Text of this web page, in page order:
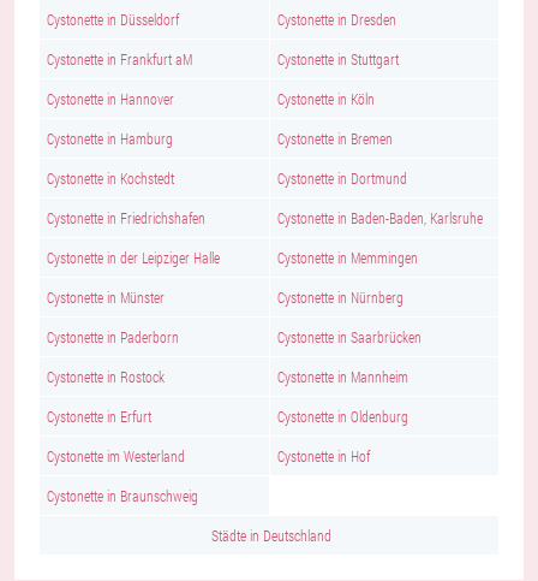
Cystonette in Düsseldorf Cystonette in Dresden
Cystonette in Frankfurt aM Cystonette in Stuttgart
Cystonette in Hannover Cystonette in Köln
Cystonette in Hamburg Cystonette in Bremen
Cystonette in Kochstedt Cystonette in Dortmund
Cystonette in Friedrichshafen Cystonette in Baden-Baden, Karlsruhe
Cystonette in der Leipziger Halle Cystonette in Memmingen
Cystonette in Münster Cystonette in Nürnberg
Cystonette in Paderborn Cystonette in Saarbrücken
Cystonette in Rostock Cystonette in Mannheim
Cystonette in Erfurt Cystonette in Oldenburg
Cystonette im Westerland Cystonette in Hof
Cystonette in Braunschweig
Städte in Deutschland